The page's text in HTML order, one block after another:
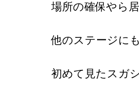
場所の確保やら
他のステージに
初めて見たスガ